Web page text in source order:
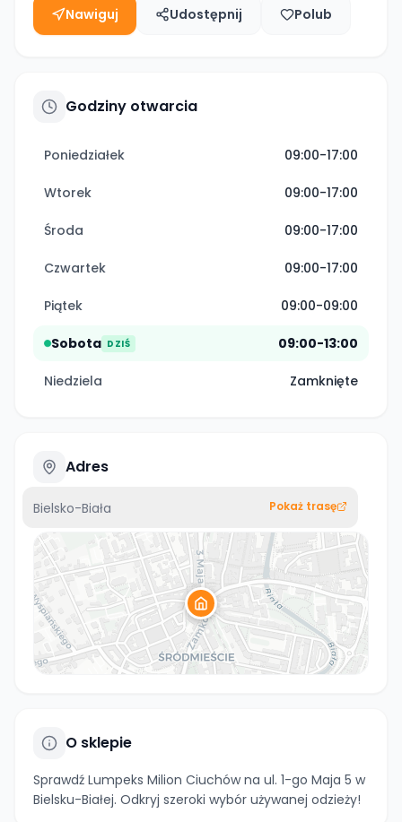
Nawiguj Udostępnij Polub
Godziny otwarcia
Poniedziałek 09:00-17:00
Wtorek 09:00-17:00
Środa 09:00-17:00
Czwartek 09:00-17:00
Piątek 09:00-09:00
Sobota DZIŚ 09:00-13:00
Niedziela Zamknięte
Adres
Bielsko-Biała Pokaż trasę
O sklepie
Sprawdź Lumpeks Milion Ciuchów na ul. 1-go Maja 5 w
Bielsku-Białej. Odkryj szeroki wybór używanej odzieży!